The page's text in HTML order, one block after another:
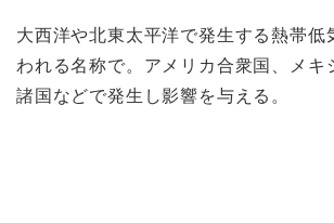
大西洋や北東太平洋で発生する熱帯低
われる名称で。アメリカ合衆国、メキ
諸国などで発生し影響を与える。